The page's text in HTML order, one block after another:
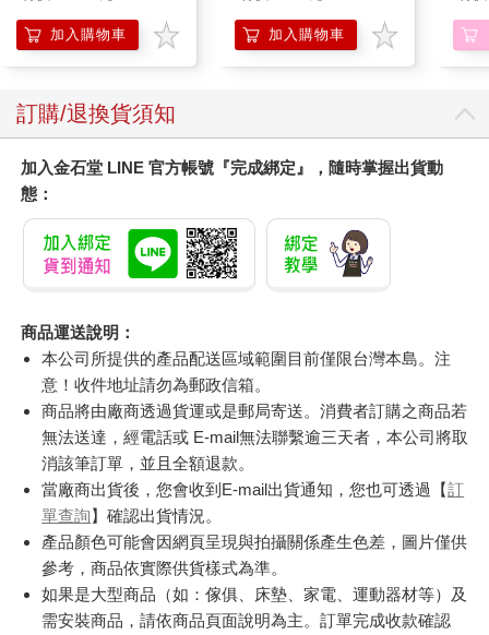
加入購物車 加入購物車
訂購/退換貨須知
加入金石堂 LINE 官方帳號『完成綁定』，隨時掌握出貨動
態：
商品運送說明：
本公司所提供的產品配送區域範圍目前僅限台灣本島。注
意！收件地址請勿為郵政信箱。
商品將由廠商透過貨運或是郵局寄送。消費者訂購之商品若
無法送達，經電話或 E-mail無法聯繫逾三天者，本公司將取
消該筆訂單，並且全額退款。
當廠商出貨後，您會收到E-mail出貨通知，您也可透過【訂
單查詢】確認出貨情況。
產品顏色可能會因網頁呈現與拍攝關係產生色差，圖片僅供
參考，商品依實際供貨樣式為準。
如果是大型商品（如：傢俱、床墊、家電、運動器材等）及
需安裝商品，請依商品頁面說明為主。訂單完成收款確認